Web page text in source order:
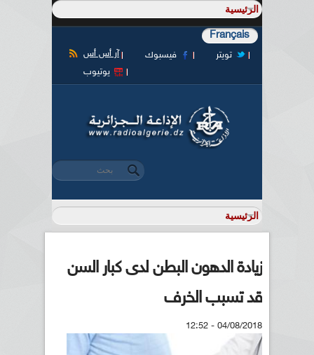
Français
آر أس أس فيسبوك
تويتر
يوتيوب
استمارة البحث
‏بحث ‏
زيادة الدهون البطن لدى كبار السن
قد تسبب الخرف
04/08/2018 - 12:52